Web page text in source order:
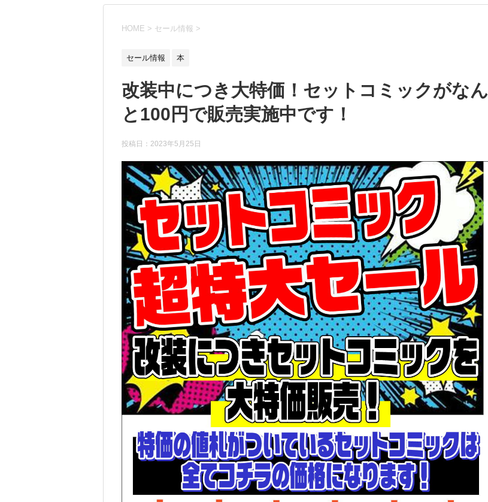
HOME > セール情報 >
セール情報 本
改装中につき大特価！セットコミックがなん
と100円で販売実施中です！
投稿日： 2023年5月25日